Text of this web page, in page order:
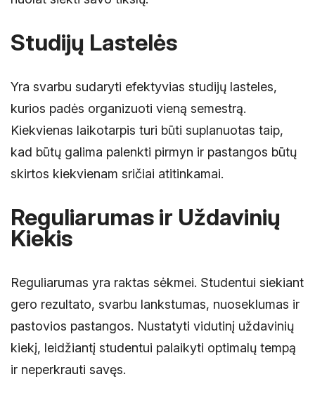
Studijų Lastelės
Yra svarbu sudaryti efektyvias studijų lasteles,
kurios padės organizuoti vieną semestrą.
Kiekvienas laikotarpis turi būti suplanuotas taip,
kad būtų galima palenkti pirmyn ir pastangos būtų
skirtos kiekvienam sričiai atitinkamai.
Reguliarumas ir Uždavinių
Kiekis
Reguliarumas yra raktas sėkmei. Studentui siekiant
gero rezultato, svarbu lankstumas, nuoseklumas ir
pastovios pastangos. Nustatyti vidutinį uždavinių
kiekį, leidžiantį studentui palaikyti optimalų tempą
ir neperkrauti savęs.